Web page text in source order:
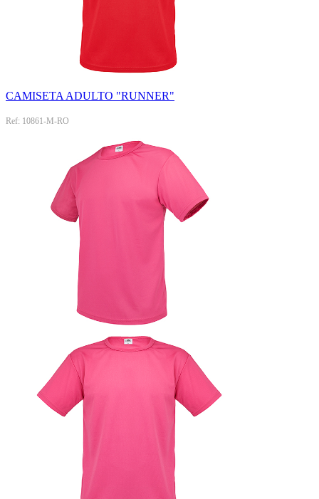
CAMISETA ADULTO "RUNNER"
Ref: 10861-M-RO